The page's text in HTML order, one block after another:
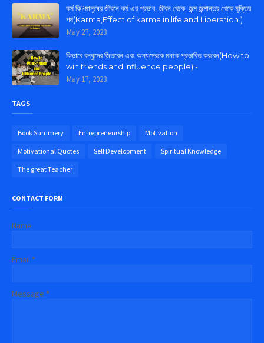
কর্ম কি?মানুষের জীবনে কর্ম এর প্রভাব, জীবন থেকে, জন্ম জন্মান্তর থেকে মুক্তির
পথ(Karma,Effect of karma in life and Liberation.)
May 27, 2023
কিভাবে বন্ধুদের জিতবেন এবং অন্যদেরকে মনকে প্রভাবিত করবেন(How to
win friends and influence people):-
May 17, 2023
TAGS
Book Summery Entrepreneurship Motivation
Motivational Quotes Self Development Spiritual Knowledge
The great Teacher
CONTACT FORM
Name
Email*
Message *